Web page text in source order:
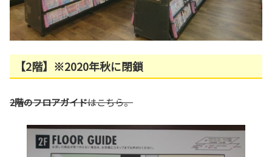
【2階】※2020年秋に閉鎖
2階のフロアガイドはこちら。